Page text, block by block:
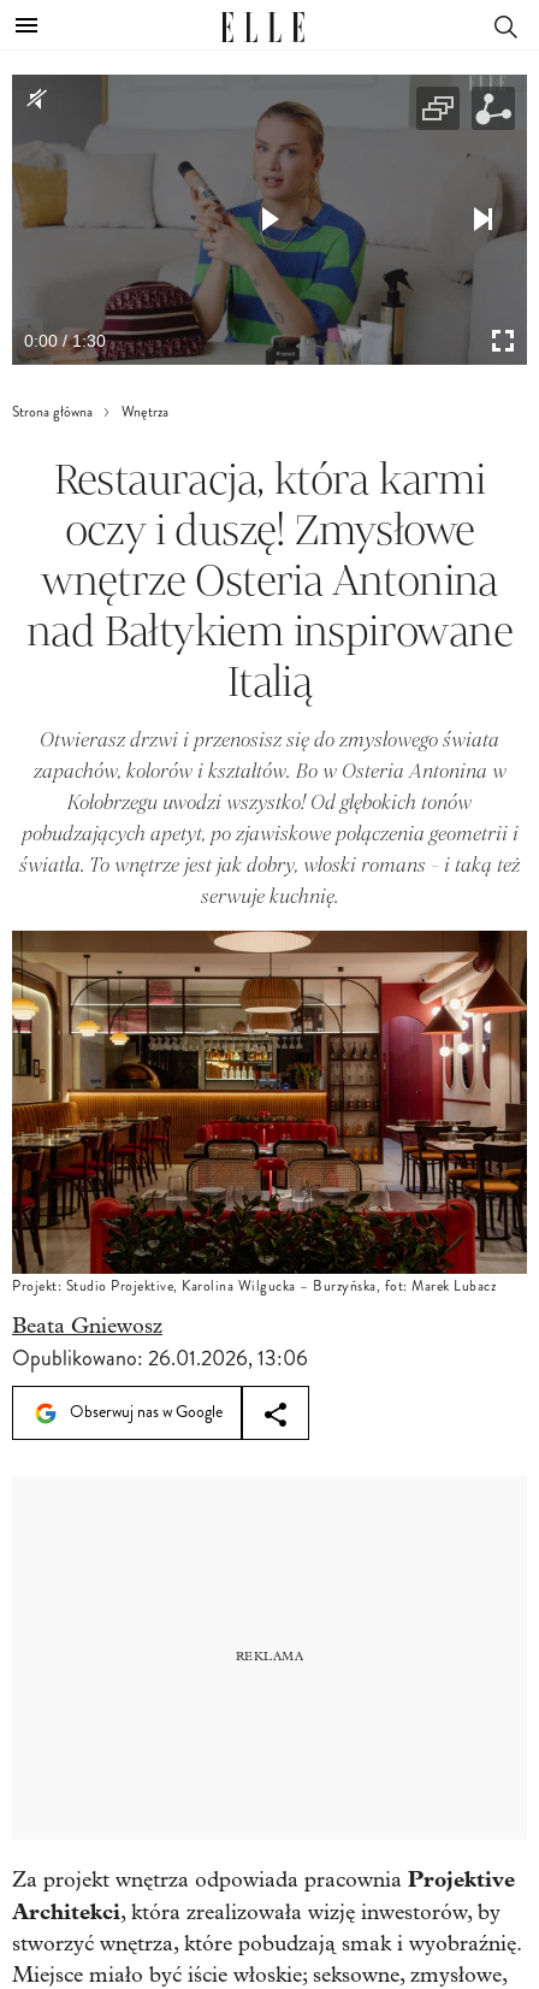
0:00 / 1:30
Strona główna Wnętrza
Restauracja, która karmi
oczy i duszę! Zmysłowe
wnętrze Osteria Antonina
nad Bałtykiem inspirowane
Italią
Otwierasz drzwi i przenosisz się do zmysłowego świata
zapachów, kolorów i kształtów. Bo w Osteria Antonina w
Kołobrzegu uwodzi wszystko! Od głębokich tonów
pobudzających apetyt, po zjawiskowe połączenia geometrii i
światła. To wnętrze jest jak dobry, włoski romans - i taką też
serwuje kuchnię.
Projekt: Studio Projektive, Karolina Wilgucka – Burzyńska, fot: Marek Lubacz
Beata Gniewosz
Opublikowano:26.01.2026, 13:06
Obserwuj nas w Google
Za projekt wnętrza odpowiada pracownia Projektive
Architekci, która zrealizowała wizję inwestorów, by
stworzyć wnętrza, które pobudzają smak i wyobraźnię.
Miejsce miało być iście włoskie; seksowne, zmysłowe,